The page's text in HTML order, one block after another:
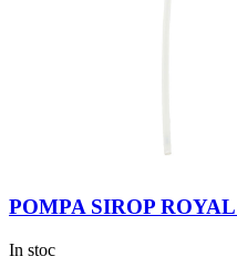
POMPA SIROP
In stoc